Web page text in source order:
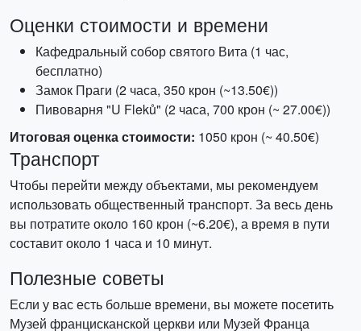
Оценки стоимости и времени
Кафедральный собор святого Вита (1 час,
бесплатно)
Замок Праги (2 часа, 350 крон (~13.50€))
Пивоварня "U Fleků" (2 часа, 700 крон (~ 27.00€))
Итоговая оценка стоимости: 1050 крон (~ 40.50€)
Транспорт
Чтобы перейти между объектами, мы рекомендуем
использовать общественный транспорт. За весь день
вы потратите около 160 крон (~6.20€), а время в пути
составит около 1 часа и 10 минут.
Полезные советы
Если у вас есть больше времени, вы можете посетить
Музей францисканской церкви или Музей Франца